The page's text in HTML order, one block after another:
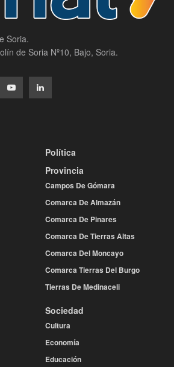
Soria.
de Soria Nº10, Bajo, Soria.
Política
Provincia
Campos De Gómara
Comarca De Almazán
Comarca De Pinares
Comarca De Tierras Altas
Comarca Del Moncayo
Comarca Tierras Del Burgo
Tierras De Medinaceli
Sociedad
Cultura
Economía
Educación